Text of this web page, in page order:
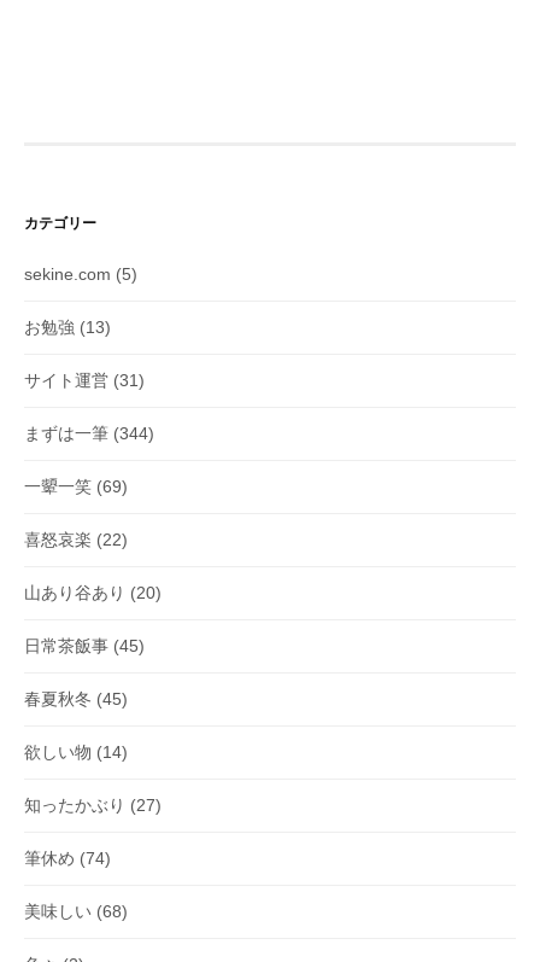
カテゴリー
sekine.com (5)
お勉強 (13)
サイト運営 (31)
まずは一筆 (344)
一顰一笑 (69)
喜怒哀楽 (22)
山あり谷あり (20)
日常茶飯事 (45)
春夏秋冬 (45)
欲しい物 (14)
知ったかぶり (27)
筆休め (74)
美味しい (68)